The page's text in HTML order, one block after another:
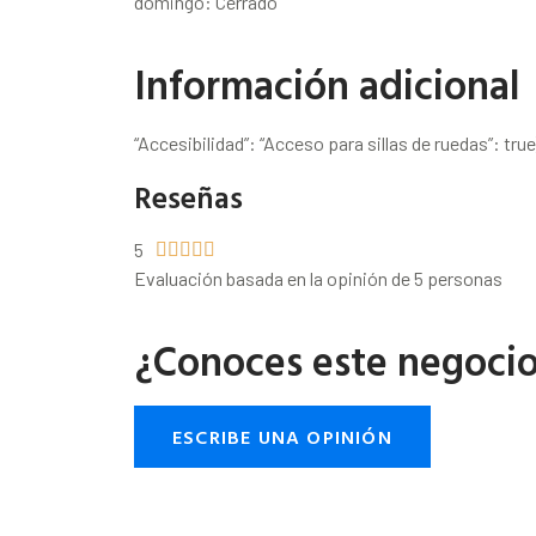
Información adicional
“Accesibilidad”: “Acceso para sillas de ruedas”:
Reseñas
5     
Evaluación basada en la opinión de 5 personas
¿Conoces este
ESCRIBE UNA OPINIÓN